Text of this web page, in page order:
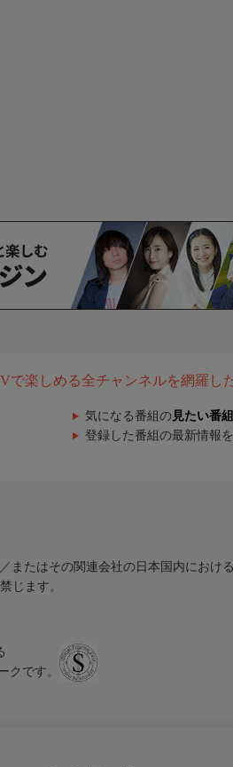
で楽しめる全チャンネルを網羅し
気になる番組の 見たい番組
登録した番組の最新情報
またはその関連会社の日本国内におけ
じます。
クです。